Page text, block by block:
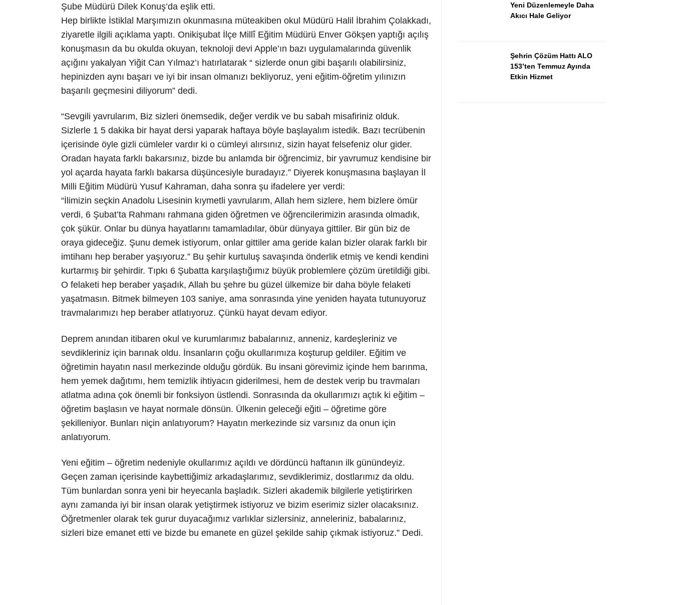
Şube Müdürü Dilek Konuş’da eşlik etti.
Hep birlikte İstiklal Marşımızın okunmasına müteakiben okul Müdürü Halil İbrahim Çolakkadı,
ziyaretle ilgili açıklama yaptı. Onikişubat İlçe Millî Eğitim Müdürü Enver Gökşen yaptığı açılış
konuşmasın da bu okulda okuyan, teknoloji devi Apple’ın bazı uygulamalarında güvenlik
açığını yakalyan Yiğit Can Yılmaz’ı hatırlatarak “ sizlerde onun gibi başarılı olabilirsiniz,
hepinizden aynı başarı ve iyi bir insan olmanızı bekliyoruz, yeni eğitim-öğretim yılınızın
başarılı geçmesini diliyorum” dedi.
“Sevgili yavrularım, Biz sizleri önemsedik, değer verdik ve bu sabah misafiriniz olduk.
Sizlerle 1 5 dakika bir hayat dersi yaparak haftaya böyle başlayalım istedik. Bazı tecrübenin
içerisinde öyle gizli cümleler vardır ki o cümleyi alırsınız, sizin hayat felsefeniz olur gider.
Oradan hayata farklı bakarsınız, bizde bu anlamda bir öğrencimiz, bir yavrumuz kendisine bir
yol açarda hayata farklı bakarsa düşüncesiyle buradayız.” Diyerek konuşmasına başlayan İl
Milli Eğitim Müdürü Yusuf Kahraman, daha sonra şu ifadelere yer verdi:
“İlimizin seçkin Anadolu Lisesinin kıymetli yavrularım, Allah hem sizlere, hem bizlere ömür
verdi, 6 Şubat’ta Rahmanı rahmana giden öğretmen ve öğrencilerimizin arasında olmadık,
çok şükür. Onlar bu dünya hayatlarını tamamladılar, öbür dünyaya gittiler. Bir gün biz de
oraya gideceğiz. Şunu demek istiyorum, onlar gittiler ama geride kalan bizler olarak farklı bir
imtihanı hep beraber yaşıyoruz.” Bu şehir kurtuluş savaşında önderlik etmiş ve kendi kendini
kurtarmış bir şehirdir. Tıpkı 6 Şubatta karşılaştığımız büyük problemlere çözüm üretildiği gibi.
O felaketi hep beraber yaşadık, Allah bu şehre bu güzel ülkemize bir daha böyle felaketi
yaşatmasın. Bitmek bilmeyen 103 saniye, ama sonrasında yine yeniden hayata tutunuyoruz
travmalarımızı hep beraber atlatıyoruz. Çünkü hayat devam ediyor.
Deprem anından itibaren okul ve kurumlarımız babalarınız, anneniz, kardeşleriniz ve
sevdikleriniz için barınak oldu. İnsanların çoğu okullarımıza koşturup geldiler. Eğitim ve
öğretimin hayatın nasıl merkezinde olduğu gördük. Bu insani görevimiz içinde hem barınma,
hem yemek dağıtımı, hem temizlik ihtiyacın giderilmesi, hem de destek verip bu travmaları
atlatma adına çok önemli bir fonksiyon üstlendi. Sonrasında da okullarımızı açtık ki eğitim –
öğretim başlasın ve hayat normale dönsün. Ülkenin geleceği eğiti – öğretime göre
şekilleniyor. Bunları niçin anlatıyorum? Hayatın merkezinde siz varsınız da onun için
anlatıyorum.
Yeni eğitim – öğretim nedeniyle okullarımız açıldı ve dördüncü haftanın ilk günündeyiz.
Geçen zaman içerisinde kaybettiğimiz arkadaşlarımız, sevdiklerimiz, dostlarımız da oldu.
Tüm bunlardan sonra yeni bir heyecanla başladık. Sizleri akademik bilgilerle yetiştirirken
aynı zamanda iyi bir insan olarak yetiştirmek istiyoruz ve bizim eserimiz sizler olacaksınız.
Öğretmenler olarak tek gurur duyacağımız varlıklar sizlersiniz, anneleriniz, babalarınız,
sizleri bize emanet etti ve bizde bu emanete en güzel şekilde sahip çıkmak istiyoruz.” Dedi.
Yeni Düzenlemeyle Daha
Akıcı Hale Geliyor
Şehrin Çözüm Hattı ALO
153’ten Temmuz Ayında
Etkin Hizmet